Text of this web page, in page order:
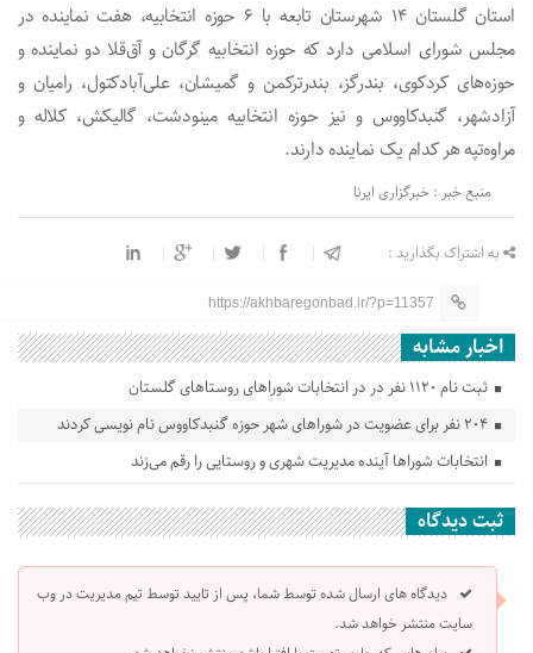
استان گلستان ۱۴ شهرستان تابعه با ۶ حوزه انتخابیه، هفت نماینده در
مجلس شورای اسلامی دارد که حوزه انتخابیه گرگان و آق‌قلا دو نماینده و
حوزه‌های کردکوی، بندرگز، بندرترکمن و گمیشان، علی‌آبادکتول، رامیان و
آزادشهر، گنبدکاووس و نیز حوزه انتخابیه مینودشت، گالیکش، کلاله و
مراوه‌تپه هر کدام یک نماینده دارند.
منبع خبر : خبرگزاری ایرنا
به اشتراک بگذارید :
https://akhbaregonbad.ir/?p=11357
اخبار مشابه
ثبت نام ۱۱۲۰ نفر در در انتخابات شورا‌های روستا‌های گلستان
انتخابات شوراها آینده مدیریت شهری و روستایی را رقم می‌زند
ثبت دیدگاه
دیدگاه های ارسال شده توسط شما، پس از تایید توسط تیم مدیریت در وب
سایت منتشر خواهد شد.